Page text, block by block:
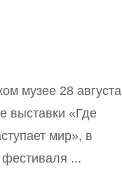
музее 28 августа
выставки «Где
мир», в
...